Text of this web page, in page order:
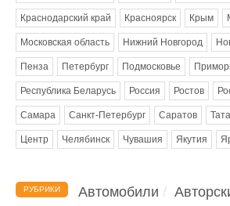
Краснодарский край Красноярск Крым
Московская область Нижний Новгород
Пенза Петербург Подмосковье
Республика Беларусь Россия Ростов
Самара Санкт-Петербург Саратов
Центр Челябинск Чувашия Якутия
РУБРИКИ Автомобили